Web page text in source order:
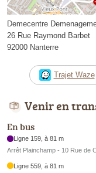
Demecentre
26 Rue Raymond Barbet
92000 Nanterre
Trajet Waze
Venir en
En bus
Ligne 159, à 81 m
Arrêt Plainchamp - 10 Rue de
Ligne 559, à 81 m